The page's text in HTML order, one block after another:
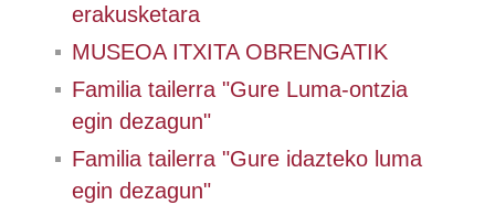
erakusketara
MUSEOA ITXITA OBRENGATIK
Familia tailerra "Gure Luma-ontzia
egin dezagun"
Familia tailerra "Gure idazteko luma
egin dezagun"